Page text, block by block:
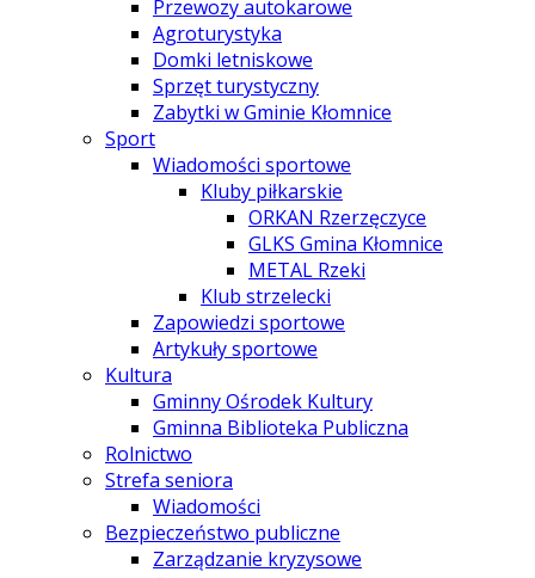
Przewozy autokarowe
Agroturystyka
Domki letniskowe
Sprzęt turystyczny
Zabytki w Gminie Kłomnice
Sport
Wiadomości sportowe
Kluby piłkarskie
ORKAN Rzerzęczyce
GLKS Gmina Kłomnice
METAL Rzeki
Klub strzelecki
Zapowiedzi sportowe
Artykuły sportowe
Kultura
Gminny Ośrodek Kultury
Gminna Biblioteka Publiczna
Rolnictwo
Strefa seniora
Wiadomości
Bezpieczeństwo publiczne
Zarządzanie kryzysowe